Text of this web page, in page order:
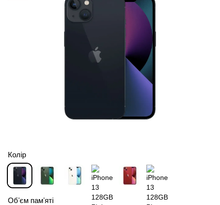
Колір
Обʼєм памʼяті